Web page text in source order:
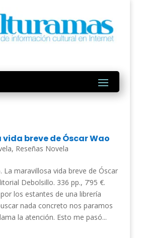
breve de Óscar Wao
, Reseñas Novela
La maravillosa vida breve de Óscar
Debolsillo. 336 pp., 7’95 €.
los estantes de una librería
nada concreto nos paramos
la atención. Esto me pasó...